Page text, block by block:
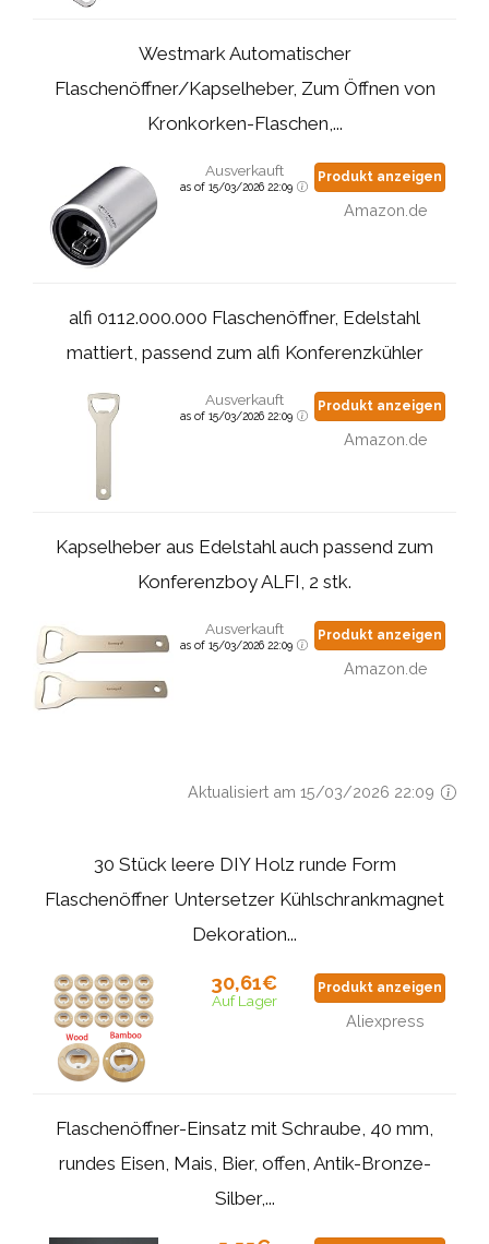
Westmark Automatischer
Flaschenöffner/Kapselheber, Zum Öffnen von
Kronkorken-Flaschen,...
Ausverkauft
as of 15/03/2026 22:09
Produkt anzeigen
Amazon.de
alfi 0112.000.000 Flaschenöffner, Edelstahl
mattiert, passend zum alfi Konferenzkühler
Ausverkauft
as of 15/03/2026 22:09
Produkt anzeigen
Amazon.de
Kapselheber aus Edelstahl auch passend zum
Konferenzboy ALFI, 2 stk.
Ausverkauft
as of 15/03/2026 22:09
Produkt anzeigen
Amazon.de
Aktualisiert am 15/03/2026 22:09
30 Stück leere DIY Holz runde Form
Flaschenöffner Untersetzer Kühlschrankmagnet
Dekoration...
30,61€
Auf Lager
Produkt anzeigen
Aliexpress
Flaschenöffner-Einsatz mit Schraube, 40 mm,
rundes Eisen, Mais, Bier, offen, Antik-Bronze-
Silber,...